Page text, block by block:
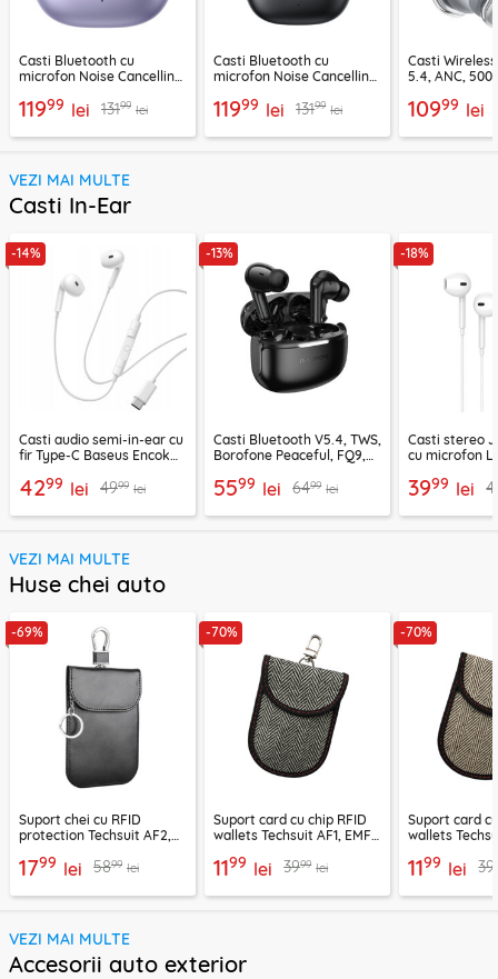
Casti Bluetooth cu
microfon Noise Cancelling
11999 lei 13199 lei
Casti Bluetooth cu
microfon Noise Cancelling
11999 lei 13199 lei
Casti
5.4, ANC,
10999 lei
VEZI MAI MULTE
Casti In-Ear
-14%
Casti audio semi-in-ear cu
fir Type-C Baseus Encok
4299 lei 4999 lei
-13%
Casti Bluetooth V5.4, TWS,
Borofone Peaceful, FQ9,
5599 lei 6499 lei
-18%
Casti stereo
cu microfon
3999 lei
VEZI MAI MULTE
Huse chei auto
-69%
Suport chei cu RFID
protection Techsuit AF2,
1799 lei 5899 lei
-70%
Suport card cu chip RFID
wallets Techsuit AF1, EMF
1199 lei 3999 lei
-70%
Suport card
wallets
1199 lei 39
VEZI MAI MULTE
Accesorii auto exterior